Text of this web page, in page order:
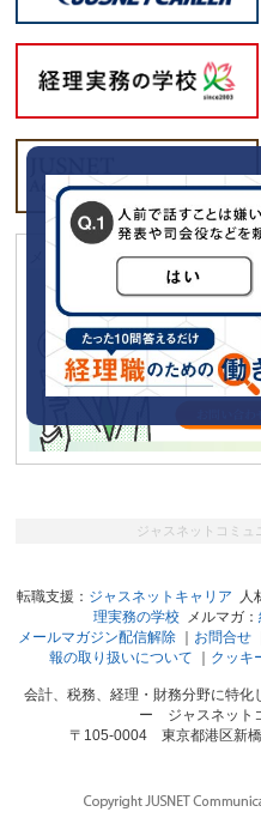
メールマガジン「経理の薬」に
ジャスネットコミュ
転職支援： ジャスネットキャリア 人
理実務の学校 メルマガ：
メールマガジン配信解除
お問合せ
報の取り扱いについて
クッキ
会計、税務、経理・財務分野に特
ー ジャスネット
〒105-0004 東京都港区新